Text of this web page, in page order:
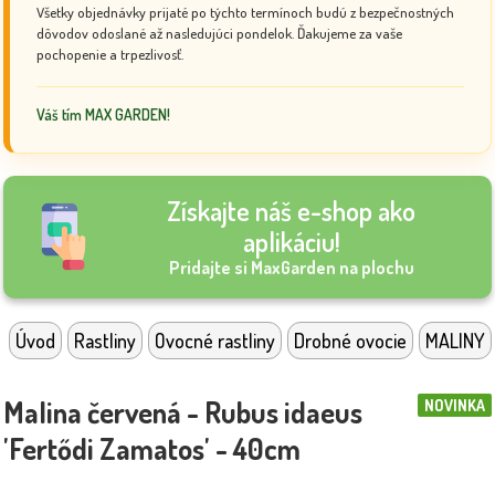
Všetky objednávky prijaté po týchto termínoch budú z bezpečnostných
dôvodov odoslané až nasledujúci pondelok. Ďakujeme za vaše
pochopenie a trpezlivosť.
Váš tím MAX GARDEN!
Získajte náš e-shop ako
aplikáciu!
Pridajte si MaxGarden na plochu
Úvod Rastliny Ovocné rastliny Drobné ovocie MALINY
NOVINKA
Malina červená - Rubus idaeus
'Fertődi Zamatos' - 40cm